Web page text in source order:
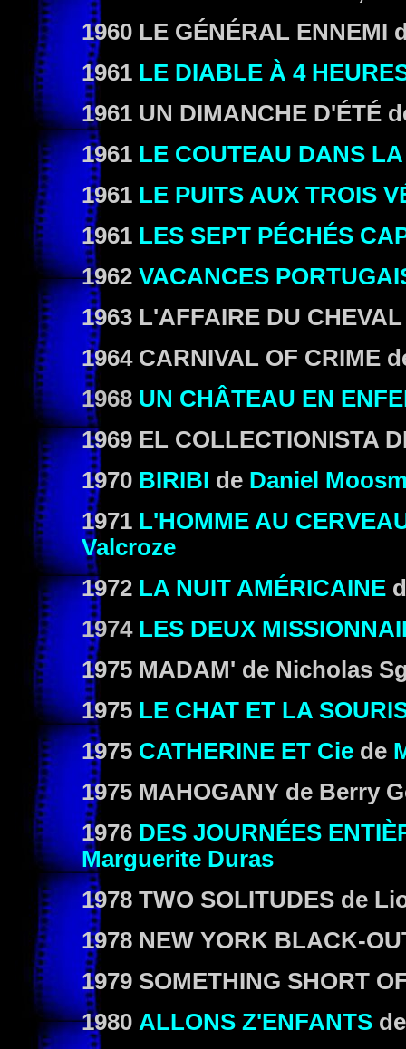
1960 LE GÉNÉRAL ENNEMI
1961 LE DIABLE À 4
1961 UN DIMANCHE D'ÉTÉ
1961 LE COUTEAU DANS
1961 LE PUITS AUX TROIS
1961 LES SEPT PÉCHÉS
1962 VACANCES
1963 L'AFFAIRE DU
1964 CARNIVAL OF CRIME
1968 UN CHÂTEAU EN
1969 EL COLLECTIONISTA
1970 BIRIBI de Daniel
1971 L'HOMME AU
Valcroze
1972 LA NUIT AMÉRICAINE
1974 LES DEUX
1975 MADAM' de Nicholas
1975 LE CHAT ET LA
1975 CATHERINE ET Cie de
1975 MAHOGANY de Berry
1976 DES JOURNÉES
Marguerite Duras
1978 TWO SOLITUDES de
1978 NEW YORK BLACK-
1979 SOMETHING SHORT
1980 ALLONS Z'ENFANTS